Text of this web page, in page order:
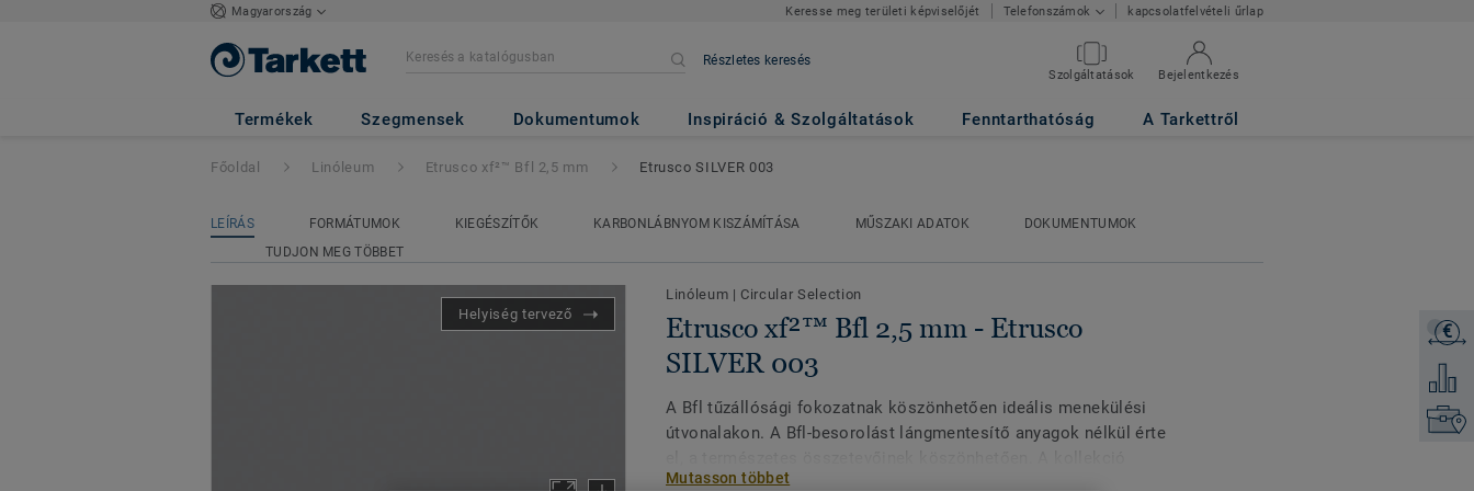
Magyarország Keresse meg területi képviselőjét Telefonszámok kapcsolatfelvételi űrlap
Részletes keresés
Szolgáltatások Bejelentkezés
Termékek Szegmensek Dokumentumok Inspiráció & Szolgáltatások Fenntarthatóság A Tarkettről
Etrusco xf²™ Bfl 2,5 mm - Etrusco SILVER 003
€
Főoldal Linóleum Etrusco xf²™ Bfl 2,5 mm Etrusco SILVER 003
LEÍRÁS FORMÁTUMOK KIEGÉSZÍTŐK KARBONLÁBNYOM KISZÁMÍTÁSA MŰSZAKI ADATOK
DOKUMENTUMOK
TUDJON MEG TÖBBET
Helyiség tervező
Linóleum | Circular Selection
Etrusco xf²™ Bfl 2,5 mm - Etrusco
SILVER 003
A Bfl tűzállósági fokozatnak köszönhetően ideális menekülési
útvonalakon. A Bfl-besorolást lángmentesítő anyagok nélkül érte
dizájnja modern, minimalista, és egyszerű színárnyalatokat
Mutasson többet